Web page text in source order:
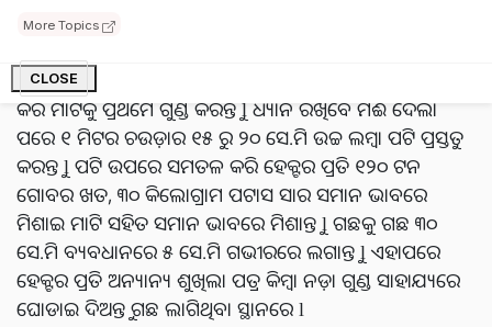
More Topics
CLOSE
ବାଲିଆ, ଦୋରସା, ମଟାଳ, ନାଲିମାଟି, କଳା ମଟାଳ ଓ ମଟାଳ
ସଠିକ୍ ଭାବରେ ଜମି ପ୍ରସ୍ତୁତ କରିବାକୁ ହୁଏ l ୪ ରୁ ୫ ଥର ଓଡ଼ ଚାଷ
କରି ମାଟିକୁ ପ୍ରଥମେ ଗୁଣ୍ଡ କରନ୍ତୁ l ଧ୍ୟାନ ରଖିବେ ମଈ ଦେଲା
ପରେ ୧ ମିଟର ଚଉଡ଼ାର ୧୫ ରୁ ୨୦ ସେ.ମି ଉଚ୍ଚ ଲମ୍ବା ପଟି ପ୍ରସ୍ତୁତ
କରନ୍ତୁ l ପଟି ଉପରେ ସମତଳ କରି ହେକ୍ଟର ପ୍ରତି ୧୨୦ ଟନ
ଗୋବର ଖତ, ୩୦ କିଲୋଗ୍ରାମ ପଟାସ ସାର ସମାନ ଭାବରେ
ମିଶାଇ ମାଟି ସହିତ ସମାନ ଭାବରେ ମିଶାନ୍ତୁ l ଗଛକୁ ଗଛ ୩୦
ସେ.ମି ବ୍ୟବଧାନରେ ୫ ସେ.ମି ଗଭୀରରେ ଲଗାନ୍ତୁ l ଏହାପରେ
ହେକ୍ଟର ପ୍ରତି ଅନ୍ୟାନ୍ୟ ଶୁଖିଲା ପତ୍ର କିମ୍ବା ନଡ଼ା ଗୁଣ୍ଡ ସାହାଯ୍ୟରେ
ଘୋଡାଇ ଦିଅନ୍ତୁ ଗଛ ଲାଗିଥିବା ସ୍ଥାନରେ l